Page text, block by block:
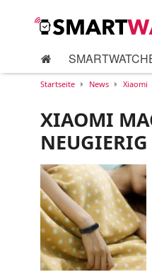
Startseite News Xiaomi
XIAOMI
NEUGIERIG